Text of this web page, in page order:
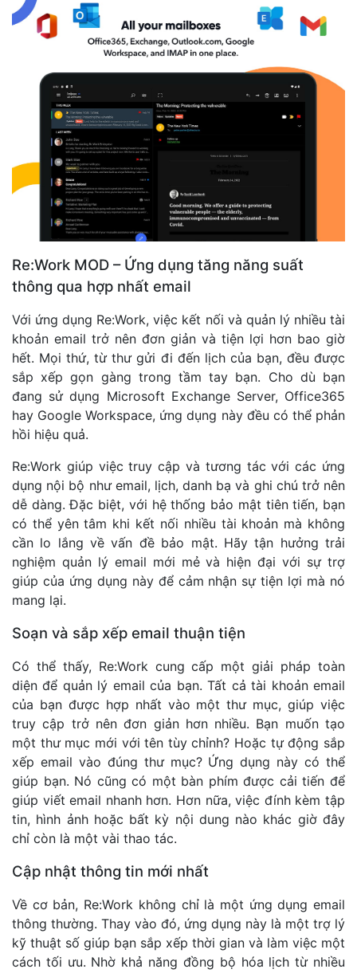
Re:Work MOD – Ứng dụng tăng năng suất
thông qua hợp nhất email
Với ứng dụng Re:Work, việc kết nối và quản lý nhiều tài
khoản email trở nên đơn giản và tiện lợi hơn bao giờ
hết. Mọi thứ, từ thư gửi đi đến lịch của bạn, đều được
sắp xếp gọn gàng trong tầm tay bạn. Cho dù bạn
đang sử dụng Microsoft Exchange Server, Office365
hay Google Workspace, ứng dụng này đều có thể phản
hồi hiệu quả.
Re:Work giúp việc truy cập và tương tác với các ứng
dụng nội bộ như email, lịch, danh bạ và ghi chú trở nên
dễ dàng. Đặc biệt, với hệ thống bảo mật tiên tiến, bạn
có thể yên tâm khi kết nối nhiều tài khoản mà không
cần lo lắng về vấn đề bảo mật. Hãy tận hưởng trải
nghiệm quản lý email mới mẻ và hiện đại với sự trợ
giúp của ứng dụng này để cảm nhận sự tiện lợi mà nó
mang lại.
Soạn và sắp xếp email thuận tiện
Có thể thấy, Re:Work cung cấp một giải pháp toàn
diện để quản lý email của bạn. Tất cả tài khoản email
của bạn được hợp nhất vào một thư mục, giúp việc
truy cập trở nên đơn giản hơn nhiều. Bạn muốn tạo
một thư mục mới với tên tùy chỉnh? Hoặc tự động sắp
xếp email vào đúng thư mục? Ứng dụng này có thể
giúp bạn. Nó cũng có một bàn phím được cải tiến để
giúp viết email nhanh hơn. Hơn nữa, việc đính kèm tập
tin, hình ảnh hoặc bất kỳ nội dung nào khác giờ đây
chỉ còn là một vài thao tác.
Cập nhật thông tin mới nhất
Về cơ bản, Re:Work không chỉ là một ứng dụng email
thông thường. Thay vào đó, ứng dụng này là một trợ lý
kỹ thuật số giúp bạn sắp xếp thời gian và làm việc một
cách tối ưu. Nhờ khả năng đồng bộ hóa lịch từ nhiều